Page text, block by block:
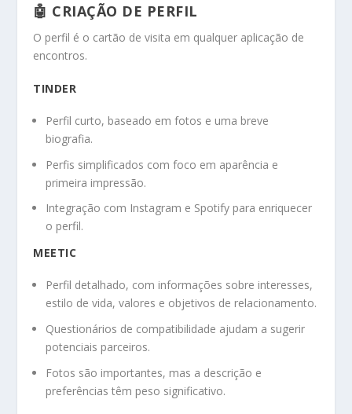
🤖 CRIAÇÃO DE PERFIL
O perfil é o cartão de visita em qualquer aplicação de
encontros.
TINDER
Perfil curto, baseado em fotos e uma breve
biografia.
Perfis simplificados com foco em aparência e
primeira impressão.
Integração com Instagram e Spotify para enriquecer
o perfil.
MEETIC
Perfil detalhado, com informações sobre interesses,
estilo de vida, valores e objetivos de relacionamento.
Questionários de compatibilidade ajudam a sugerir
potenciais parceiros.
Fotos são importantes, mas a descrição e
preferências têm peso significativo.